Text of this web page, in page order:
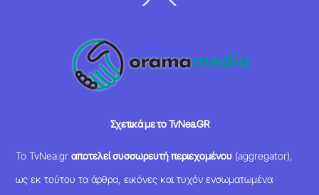
To
Σχετικά με το TvNea.GR
Το TvNea.grαποτελεί συσσωρευτή περιεχομένου (aggregator),
ως εκ τούτου τα άρθρα, εικόνες και τυχόν ενσωματωμένα